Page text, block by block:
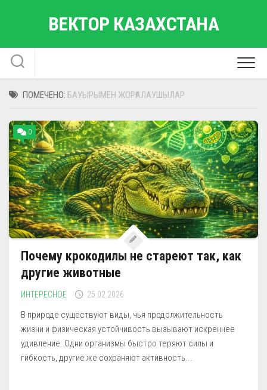
ВЕКТОР КАЗАХСТАНА
ПОМЕЧЕНО: БАУЫРЫМЕН ЖОРҒАЛАУШЫЛАР
0
Почему крокодилы не стареют так, как
другие животные
ИНТЕРЕСНОЕ 25.02.2026
В природе существуют виды, чья продолжительность
жизни и физическая устойчивость вызывают искреннее
удивление. Одни организмы быстро теряют силы и
гибкость, другие же сохраняют активность...